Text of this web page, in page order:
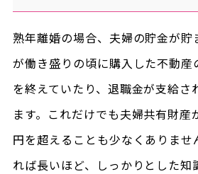
熟年離婚の場合、夫婦の貯金が貯
が働き盛りの頃に購入した不動産
を終えていたり、退職金が支給さ
ます。これだけでも夫婦共有財産
円を超えることも少なくありま
れば長いほど、しっかりとした知